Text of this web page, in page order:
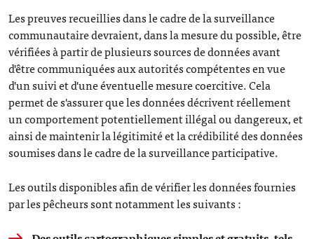
Les preuves recueillies dans le cadre de la surveillance
communautaire devraient, dans la mesure du possible, être
vérifiées à partir de plusieurs sources de données avant
d'être communiquées aux autorités compétentes en vue
d'un suivi et d'une éventuelle mesure coercitive. Cela
permet de s'assurer que les données décrivent réellement
un comportement potentiellement illégal ou dangereux, et
ainsi de maintenir la légitimité et la crédibilité des données
soumises dans le cadre de la surveillance participative.
Les outils disponibles afin de vérifier les données fournies
par les pêcheurs sont notamment les suivants :